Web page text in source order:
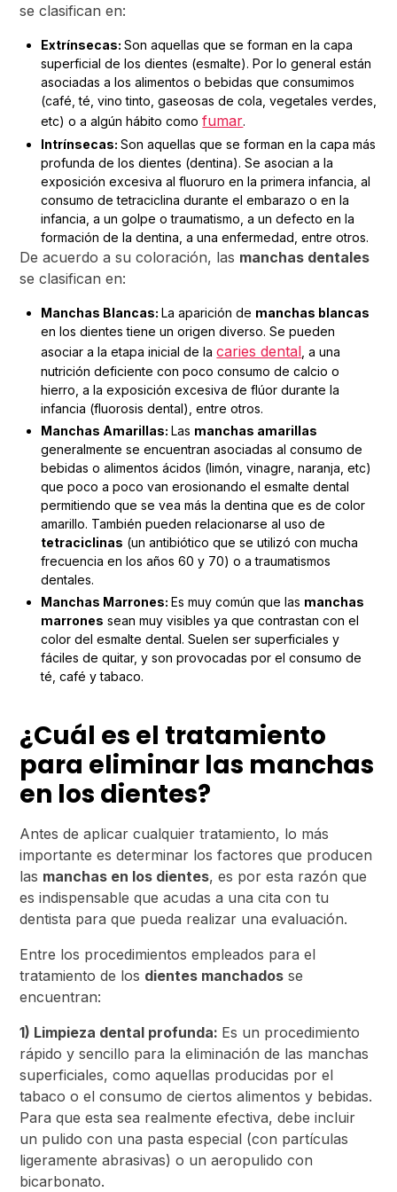
se clasifican en:
Extrínsecas:Son aquellas que se forman en la capa
superficial de los dientes (esmalte). Por lo general están
asociadas a los alimentos o bebidas que consumimos
(café, té, vino tinto, gaseosas de cola, vegetales verdes,
etc) o a algún hábito comofumar.
Intrínsecas:Son aquellas que se forman en la capa más
profunda de los dientes (dentina). Se asocian a la
exposición excesiva al fluoruro en la primera infancia, al
consumo de tetraciclina durante el embarazo o en la
infancia, a un golpe o traumatismo, a un defecto en la
formación de la dentina, a una enfermedad, entre otros.
De acuerdo a su coloración, las manchas dentales
se clasifican en:
Manchas Blancas:La aparición de manchas blancas
en los dientes tiene un origen diverso. Se pueden
asociar a la etapa inicial de lacaries dental , a una
nutrición deficiente con poco consumo de calcio o
hierro, a la exposición excesiva de flúor durante la
infancia (fluorosis dental), entre otros.
Manchas Amarillas:Las manchas amarillas
generalmente se encuentran asociadas al consumo de
bebidas o alimentos ácidos (limón, vinagre, naranja, etc)
que poco a poco van erosionando el esmalte dental
permitiendo que se vea más la dentina que es de color
amarillo. También pueden relacionarse al uso de
tetraciclinas (un antibiótico que se utilizó con mucha
frecuencia en los años 60 y 70) o a traumatismos
dentales.
Manchas Marrones:Es muy común que las manchas
marrones sean muy visibles ya que contrastan con el
color del esmalte dental. Suelen ser superficiales y
fáciles de quitar, y son provocadas por el consumo de
té, café y tabaco.
¿Cuál es el tratamiento
para eliminar las manchas
en los dientes?
Antes de aplicar cualquier tratamiento, lo más
importante es determinar los factores que producen
las manchas en los dientes, es por esta razón que
es indispensable que acudas a una cita con tu
dentista para que pueda realizar una evaluación.
Entre los procedimientos empleados para el
tratamiento de los dientes manchados se
encuentran:
1) Limpieza dental profunda: Es un procedimiento
rápido y sencillo para la eliminación de las manchas
superficiales, como aquellas producidas por el
tabaco o el consumo de ciertos alimentos y bebidas.
Para que esta sea realmente efectiva, debe incluir
un pulido con una pasta especial (con partículas
ligeramente abrasivas) o un aeropulido con
bicarbonato.